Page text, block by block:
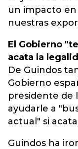
un impacto
nuestras
El Gobierno
acata la
De Guindos
Gobierno
presidente de
ayudarle a
actual" si
Guindos ha